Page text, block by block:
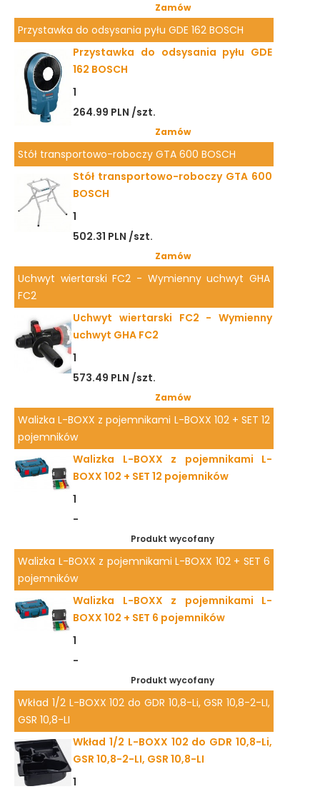
Zamów
Przystawka do odsysania pyłu GDE 162 BOSCH
Przystawka do odsysania pyłu GDE
162 BOSCH
1
264.99 PLN /szt.
Zamów
Stół transportowo-roboczy GTA 600 BOSCH
Stół transportowo-roboczy GTA 600
BOSCH
1
502.31 PLN /szt.
Zamów
Uchwyt wiertarski FC2 - Wymienny uchwyt GHA
FC2
Uchwyt wiertarski FC2 - Wymienny
uchwyt GHA FC2
1
573.49 PLN /szt.
Zamów
Walizka L-BOXX z pojemnikami L-BOXX 102 + SET 12
pojemników
Walizka L-BOXX z pojemnikami L-
BOXX 102 + SET 12 pojemników
1
-
Produkt wycofany
Walizka L-BOXX z pojemnikami L-BOXX 102 + SET 6
pojemników
Walizka L-BOXX z pojemnikami L-
BOXX 102 + SET 6 pojemników
1
-
Produkt wycofany
Wkład 1/2 L-BOXX 102 do GDR 10,8-Li, GSR 10,8-2-LI,
GSR 10,8-LI
Wkład 1/2 L-BOXX 102 do GDR 10,8-Li,
GSR 10,8-2-LI, GSR 10,8-LI
1